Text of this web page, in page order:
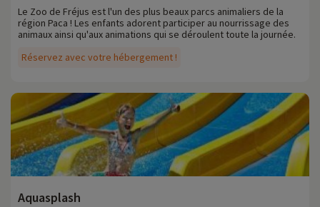
Réservez avec votre hébergement !
Le Zoo de Fréjus est l'un des plus beaux parcs animaliers de la
région Paca ! Les enfants adorent participer au nourrissage des
animaux ainsi qu'aux animations qui se déroulent toute la journée.
Aquasplash